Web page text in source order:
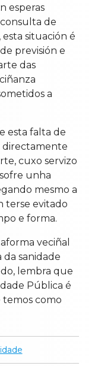
esperas
de
situación é
previsión e
das
a
esta falta de
directamente
cuxo servizo
unha
mesmo a
terse evitado
e forma.
veciñal
da sanidade
lembra que
Pública é
temos como